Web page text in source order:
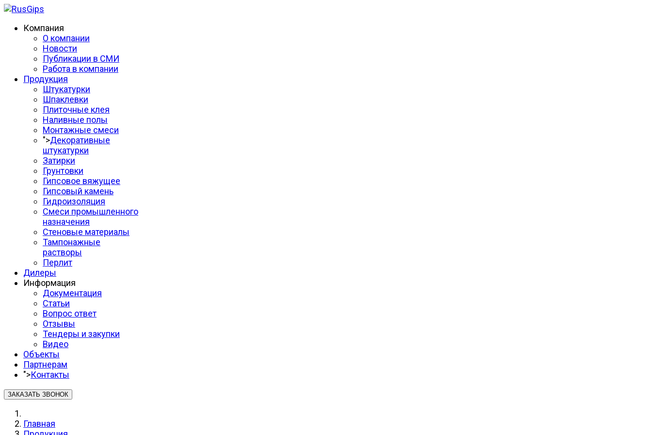
Компания
О компании
Новости
Публикации в СМИ
Работа в компании
Продукция
Штукатурки
Шпаклевки
Плиточные клея
Наливные полы
Монтажные смеси
">Декоративные
штукатурки
Затирки
Грунтовки
Гипсовое вяжущее
Гипсовый камень
Гидроизоляция
Смеси промышленного
назначения
Стеновые материалы
Тампонажные
растворы
Перлит
Дилеры
Информация
Документация
Статьи
Вопрос ответ
Отзывы
Тендеры и закупки
Видео
Объекты
Партнерам
">Контакты
ЗАКАЗАТЬ ЗВОНОК
Главная